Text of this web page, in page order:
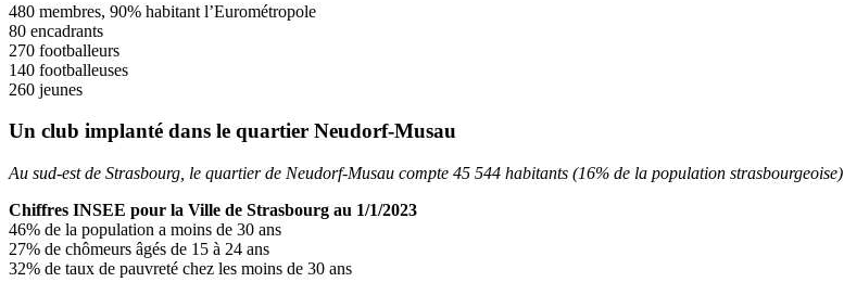
480 membres, 90% habitant l’Eurométropole
80 encadrants
270 footballeurs
140 footballeuses
260 jeunes
Un club implanté dans le quartier Neudorf-Musau
Au sud-est de Strasbourg, le quartier de Neudorf-Musau compte 45 544 habitants (16% de la population strasbourgeoise)
Chiffres INSEE pour la Ville de Strasbourg au 1/1/2023
46% de la population a moins de 30 ans
27% de chômeurs âgés de 15 à 24 ans
32% de taux de pauvreté chez les moins de 30 ans